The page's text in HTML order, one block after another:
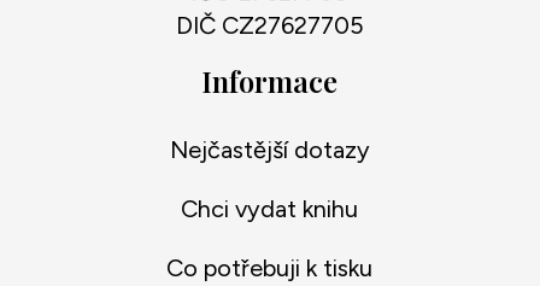
DIČ CZ27627705
Informace
Nejčastější dotazy
Chci vydat knihu
Co potřebuji k tisku